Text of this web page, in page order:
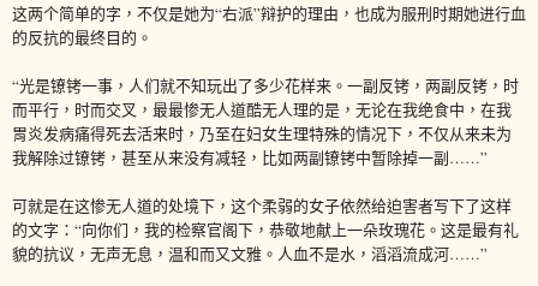
这两个简单的字，不仅是她为“右派”辩护的理由，也成为服刑时期她进行血
的反抗的最终目的。
“光是镣铐一事，人们就不知玩出了多少花样来。一副反铐，两副反铐，时
而平行，时而交叉，最最惨无人道酷无人理的是，无论在我绝食中，在我
胃炎发病痛得死去活来时，乃至在妇女生理特殊的情况下，不仅从来未为
我解除过镣铐，甚至从来没有减轻，比如两副镣铐中暂除掉一副……”
可就是在这惨无人道的处境下，这个柔弱的女子依然给迫害者写下了这样
的文字：“向你们，我的检察官阁下，恭敬地献上一朵玫瑰花。这是最有礼
貌的抗议，无声无息，温和而又文雅。人血不是水，滔滔流成河……”